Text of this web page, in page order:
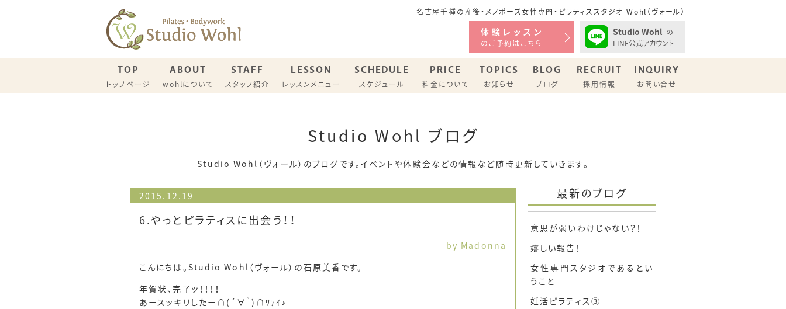
名古屋千種の産後・メノポーズ女性専門・ピラティススタジオ Wohl（ヴォール）
体験レッスン
のご予約はこちら
Studio Wohl の
LINE公式アカウント
TOP
トップページ
ABOUT
wohlについて
STAFF
スタッフ紹介
LESSON
レッスンメニュー
産後リカバリーピラティス メノポーズピラティス
SCHEDULE
スケジュール
名古屋スタジオ スケジュール
一宮スタジオ スケジュール
PRICE
料金について
TOPICS
お知らせ
BLOG
ブログ
RECRUIT
採用情報
INQUIRY
お問い合せ
Studio Wohl ブログ
Studio Wohl（ヴォール）のブログです。イベントや体験会などの情報など随時更新していきます。
2015.12.19
6.やっとピラティスに出会う！！
by Madonna
こんにちは。Studio Wohl（ヴォール）の石原美香です。
年賀状、完了ッ！！！！
あースッキリしたー∩(´∀｀)∩ﾜｧｲ♪
最新のブログ
意思が弱いわけじゃない？！
嬉しい報告！
女性専門スタジオであるとい
うこと
妊活ピラティス③